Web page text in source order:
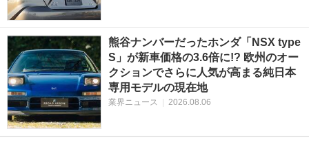
熊谷ナンバーだったホンダ「NSX type
S」が新車価格の3.6倍に!? 欧州のオー
クションでさらに人気が高まる純日本
専用モデルの現在地
業界ニュース 2026.08.06